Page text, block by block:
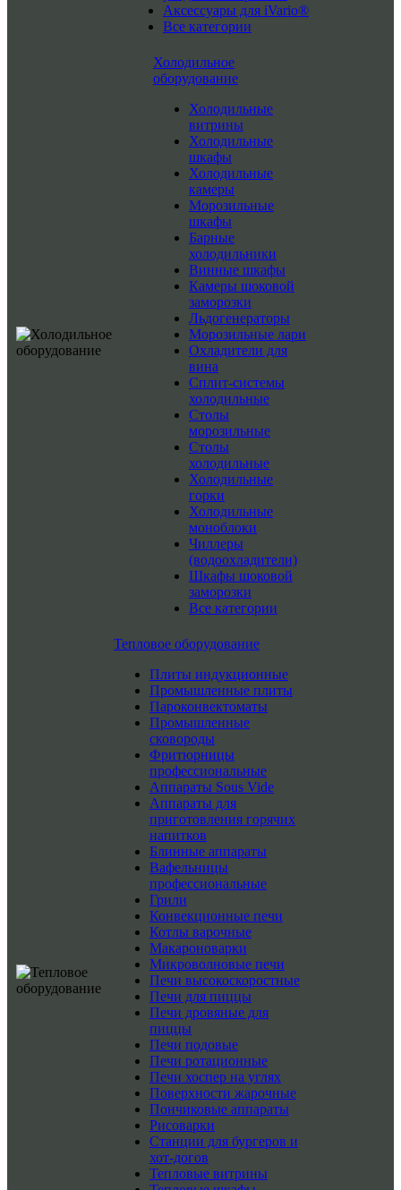
Аксессуары для iVario®
Все категории
Холодильное
оборудование
Холодильные
витрины
Холодильные
шкафы
Холодильные
камеры
Морозильные
шкафы
Барные
холодильники
Винные шкафы
Камеры шоковой
заморозки
Льдогенераторы
Морозильные лари
Охладители для
вина
Сплит-системы
холодильные
Столы
морозильные
Столы
холодильные
Холодильные
горки
Холодильные
моноблоки
Чиллеры
(водоохладители)
Шкафы шоковой
заморозки
Все категории
Тепловое оборудование
Плиты индукционные
Промышленные плиты
Пароконвектоматы
Промышленные
сковороды
Фритюрницы
профессиональные
Аппараты Sous Vide
Аппараты для
приготовления горячих
напитков
Блинные аппараты
Вафельницы
профессиональные
Грили
Конвекционные печи
Котлы варочные
Макароноварки
Микроволновые печи
Печи высокоскоростные
Печи для пиццы
Печи дровяные для
пиццы
Печи подовые
Печи ротационные
Печи хоспер на углях
Поверхности жарочные
Пончиковые аппараты
Рисоварки
Станции для бургеров и
хот-догов
Тепловые витрины